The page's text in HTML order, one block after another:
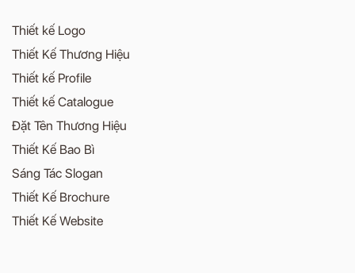
Thiết kế Logo
Thiết Kế Thương Hiệu
Thiết kế Profile
Thiết kế Catalogue
Đặt Tên Thương Hiệu
Thiết Kế Bao Bì
Sáng Tác Slogan
Thiết Kế Brochure
Thiết Kế Website